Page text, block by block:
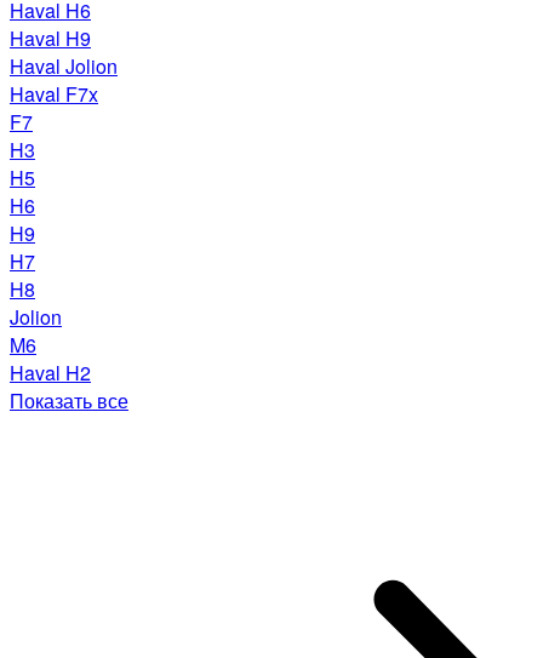
Haval H6
Haval H9
Haval Jolion
Haval F7x
F7
H3
H5
H6
H9
H7
H8
Jolion
M6
Haval H2
Показать все